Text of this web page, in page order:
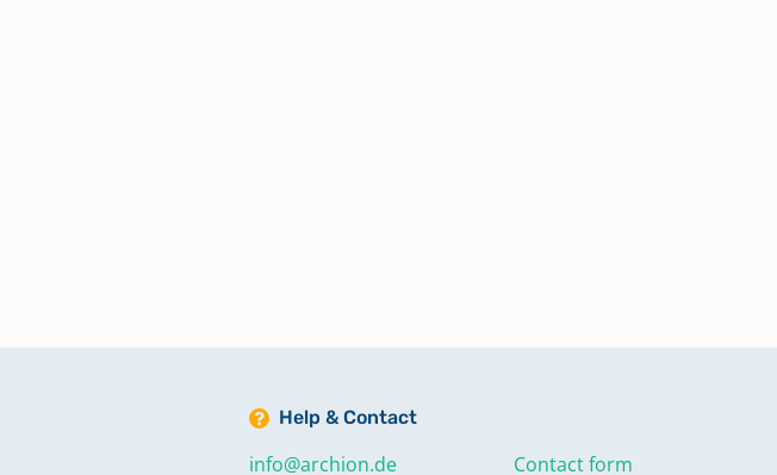
Help & Contact
info@archion.de Contact form